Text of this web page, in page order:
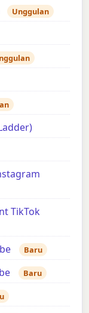
Unggulan
TikTok
Baru
Baru